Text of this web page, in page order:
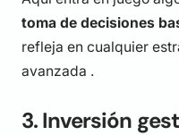
toma de decisiones
refleja en cualquier
avanzada .
3. Inversión